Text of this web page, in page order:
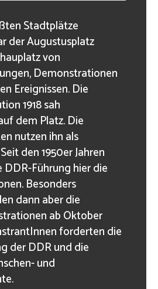
Stadtplätze
der Augustusplatz
von
Demonstrationen
Ereignissen. Die
1918 sah
dem Platz. Die
nutzen ihn als
den 1950er Jahren
Führung hier die
Besonders
dann aber die
ab Oktober
forderten die
der DDR und die
und